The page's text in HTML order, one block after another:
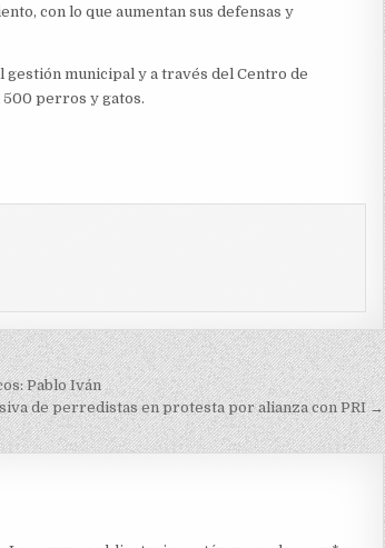
con lo que aumentan sus defensas y
gestión municipal y a través del Centro de
perros y gatos.
Pablo Iván
de perredistas en protesta por alianza con PRI →